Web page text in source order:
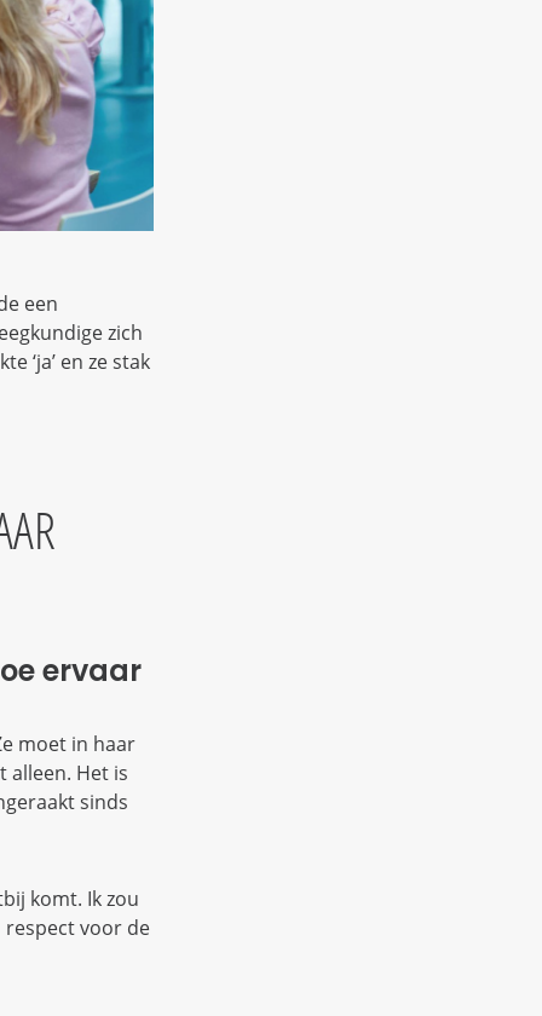
een
zich
‘ja’ en ze stak
ervaar
moet in haar
alleen. Het is
sinds
komt. Ik zou
respect voor de